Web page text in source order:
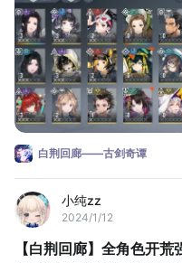
白荆回廊——古剑奇谭
小纯zz
2024/1/12
【白荆回廊】全角色开